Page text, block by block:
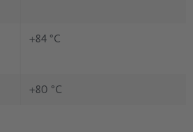
+84 °C
+80 °C